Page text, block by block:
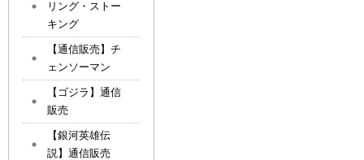
リング・ストー
キング
【通信販売】チ
ェンソーマン
【ゴジラ】通信
販売
【銀河英雄伝
説】通信販売